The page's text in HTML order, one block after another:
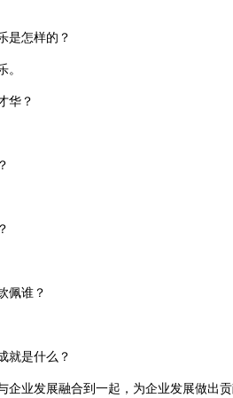
怎样的？
华？
佩谁？
是什么？
业发展融合到一起，为企业发展做出